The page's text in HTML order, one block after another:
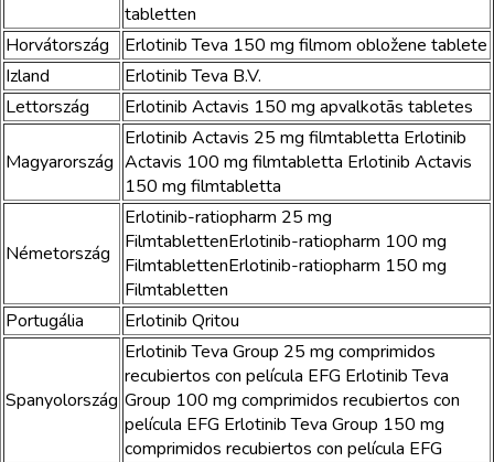
tabletten
Horvátország
Erlotinib Teva 150 mg filmom obložene tablete
Izland
Erlotinib Teva B.V.
Lettország
Erlotinib Actavis 150 mg apvalkotās tabletes
Magyarország
Erlotinib Actavis 25 mg filmtabletta Erlotinib
Actavis 100 mg filmtabletta Erlotinib Actavis
150 mg filmtabletta
Németország
Erlotinib-ratiopharm 25 mg
FilmtablettenErlotinib-ratiopharm 100 mg
FilmtablettenErlotinib-ratiopharm 150 mg
Filmtabletten
Portugália
Erlotinib Qritou
Spanyolország
Erlotinib Teva Group 25 mg comprimidos
recubiertos con película EFG Erlotinib Teva
Group 100 mg comprimidos recubiertos con
película EFG Erlotinib Teva Group 150 mg
comprimidos recubiertos con película EFG